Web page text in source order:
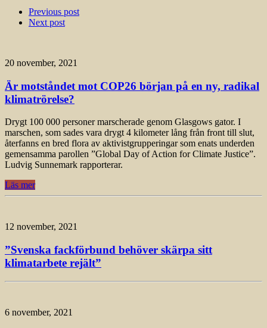
Previous post
Next post
20 november, 2021
Är motståndet mot COP26 början på en ny, radikal
klimatrörelse?
Drygt 100 000 personer marscherade genom Glasgows gator. I
marschen, som sades vara drygt 4 kilometer lång från front till slut,
återfanns en bred flora av aktivistgrupperingar som enats underden
gemensamma parollen ”Global Day of Action for Climate Justice”.
Ludvig Sunnemark rapporterar.
Läs mer
12 november, 2021
”Svenska fackförbund behöver skärpa sitt
klimatarbete rejält”
6 november, 2021